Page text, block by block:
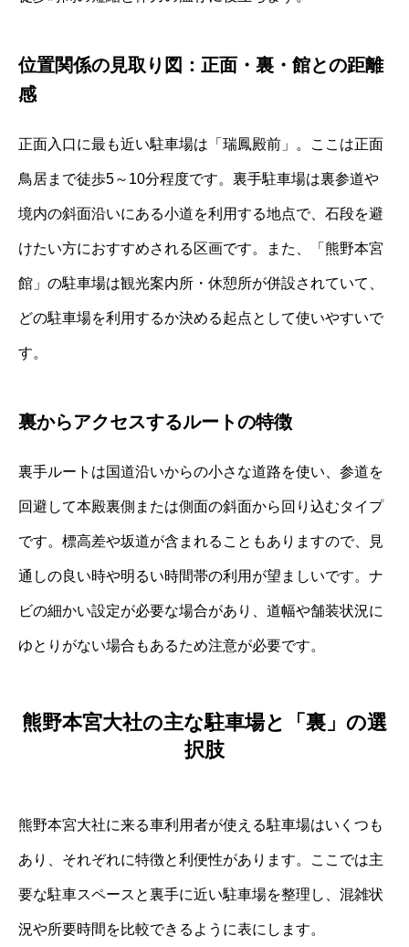
位置関係の見取り図：正面・裏・館との距離
感
正面入口に最も近い駐車場は「瑞鳳殿前」。ここは正面
鳥居まで徒歩5～10分程度です。裏手駐車場は裏参道や
境内の斜面沿いにある小道を利用する地点で、石段を避
けたい方におすすめされる区画です。また、「熊野本宮
館」の駐車場は観光案内所・休憩所が併設されていて、
どの駐車場を利用するか決める起点として使いやすいで
す。
裏からアクセスするルートの特徴
裏手ルートは国道沿いからの小さな道路を使い、参道を
回避して本殿裏側または側面の斜面から回り込むタイプ
です。標高差や坂道が含まれることもありますので、見
通しの良い時や明るい時間帯の利用が望ましいです。ナ
ビの細かい設定が必要な場合があり、道幅や舗装状況に
ゆとりがない場合もあるため注意が必要です。
熊野本宮大社の主な駐車場と「裏」の選
択肢
熊野本宮大社に来る車利用者が使える駐車場はいくつも
あり、それぞれに特徴と利便性があります。ここでは主
要な駐車スペースと裏手に近い駐車場を整理し、混雑状
況や所要時間を比較できるように表にします。